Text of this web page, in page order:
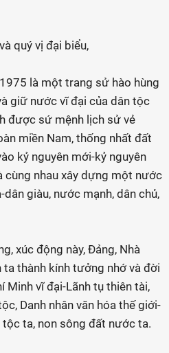
quý vị đại biểu,
là một trang sử hào hùng
giữ nước vĩ đại của dân tộc
được sứ mệnh lịch sử vẻ
miền Nam, thống nhất đất
kỷ nguyên mới-kỷ nguyên
cùng nhau xây dựng một nước
giàu, nước mạnh, dân chủ,
xúc động này, Đảng, Nhà
thành kính tưởng nhớ và đời
Minh vĩ đại-Lãnh tụ thiên tài,
Danh nhân văn hóa thế giới-
ta, non sông đất nước ta.